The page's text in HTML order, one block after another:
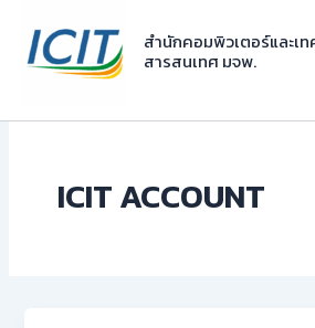
content
สำนักคอมพิวเตอร์และเท
สารสนเทศ มจพ.
ICIT ACCOUNT